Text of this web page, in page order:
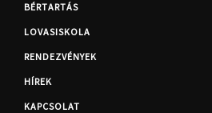
BÉRTARTÁS
LOVASISKOLA
RENDEZVÉNYEK
HÍREK
KAPCSOLAT